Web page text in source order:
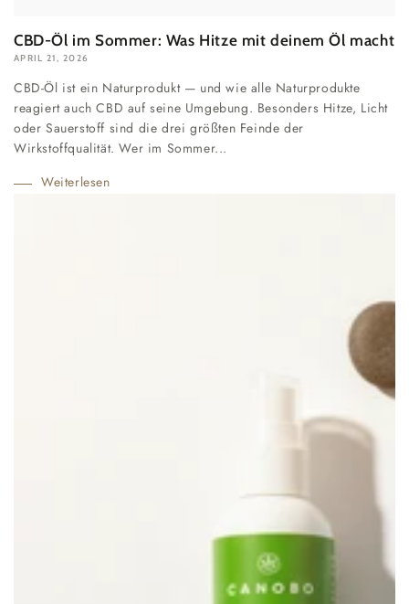
CBD-Öl im Sommer: Was Hitze mit deinem Öl macht
APRIL 21, 2026
CBD-Öl ist ein Naturprodukt — und wie alle Naturprodukte
reagiert auch CBD auf seine Umgebung. Besonders Hitze, Licht
oder Sauerstoff sind die drei größten Feinde der
Wirkstoffqualität. Wer im Sommer...
Weiterlesen